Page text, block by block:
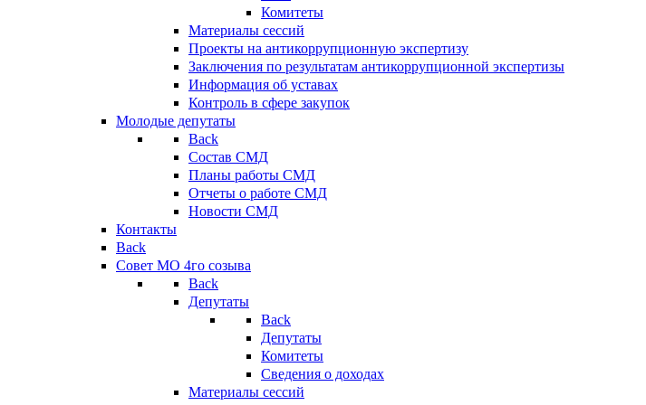
Комитеты
Материалы сессий
Проекты на антикоррупционную экспертизу
Заключения по результатам антикоррупционной экспертизы
Информация об уставах
Контроль в сфере закупок
Молодые депутаты
Back
Состав СМД
Планы работы СМД
Отчеты о работе СМД
Новости СМД
Контакты
Back
Совет МО 4го созыва
Back
Депутаты
Back
Депутаты
Комитеты
Сведения о доходах
Материалы сессий